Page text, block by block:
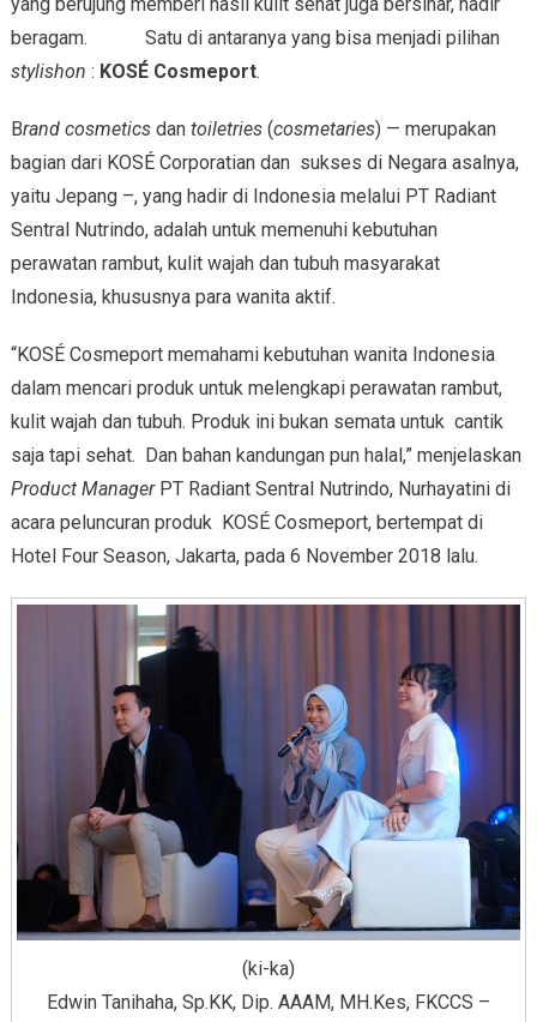
beragam. Satu di antaranya yang bisa menjadi pilihan
stylishon : KOSÉ Cosmeport.
Brand cosmetics dan toiletries (cosmetaries) — merupakan
bagian dari KOSÉ Corporatian dan sukses di Negara asalnya,
yaitu Jepang –, yang hadir di Indonesia melalui PT Radiant
Sentral Nutrindo, adalah untuk memenuhi kebutuhan
perawatan rambut, kulit wajah dan tubuh masyarakat
Indonesia, khususnya para wanita aktif.
“KOSÉ Cosmeport memahami kebutuhan wanita Indonesia
dalam mencari produk untuk melengkapi perawatan rambut,
kulit wajah dan tubuh. Produk ini bukan semata untuk cantik
saja tapi sehat. Dan bahan kandungan pun halal,” menjelaskan
Product Manager PT Radiant Sentral Nutrindo, Nurhayatini di
acara peluncuran produk KOSÉ Cosmeport, bertempat di
Hotel Four Season, Jakarta, pada 6 November 2018 lalu.
(ki-ka)
Edwin Tanihaha, Sp.KK, Dip. AAAM, MH.Kes, FKCCS –